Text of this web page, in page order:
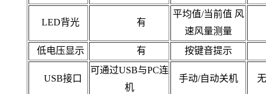
LED背光 有
平均值/当前值 风
速风量测量
低电压显示
有 按键音提示
USB接口
可通过USB与PC连
机
手动/自动关机